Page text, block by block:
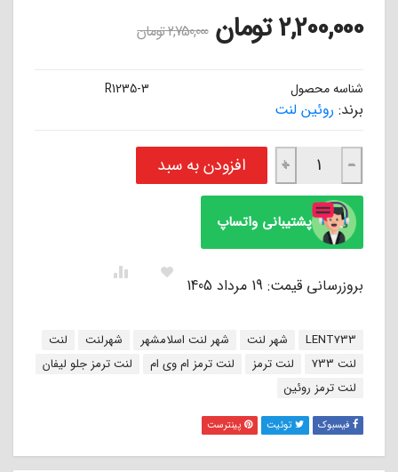
2,200,000تومان 2,750,000تومان
شناسه محصول R1235-3
برند: روئین لنت
لنت ترمز جلو ام وی ام 315 نیو فیس روئین ROEEN عدد
−
+ افزودن به سبد
پشتیبانی واتساپ
بروزرسانی قیمت: 19 مرداد 1405
برچسب:
LENT733 شهر لنت شهر لنت اسلامشهر شهرلنت
لنت
لنت 733
لنت ترمز لنت ترمز ام وی ام
لنت ترمز جلو لیفان
لنت ترمز روئین
فیسبوک توئیت پینترست